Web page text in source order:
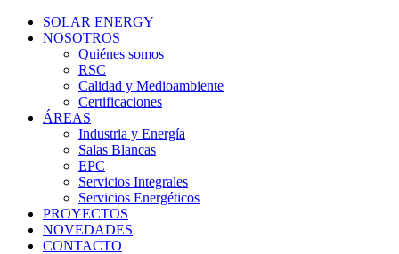
SOLAR ENERGY
NOSOTROS
Quiénes somos
RSC
Calidad y Medioambiente
Certificaciones
ÁREAS
Industria y Energía
Salas Blancas
EPC
Servicios Integrales
Servicios Energéticos
PROYECTOS
NOVEDADES
CONTACTO